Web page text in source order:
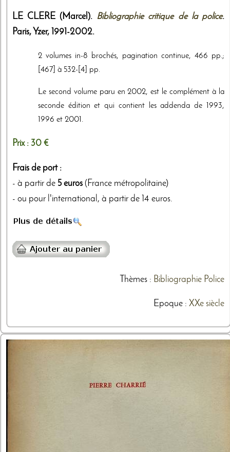
LE CLERE (Marcel). Bibliographie critique de la police.
Paris, Yzer, 1991-2002.
2 volumes in-8 brochés, pagination continue, 466 pp.;
[467] à 532-[4] pp.
Le second volume paru en 2002, est le complément à la
seconde édition et qui contient les addenda de 1993,
1996 et 2001.
Prix : 30 €
Frais de port :
- à partir de 5 euros (France métropolitaine)
- ou pour l'international, à partir de 14 euros.
Thèmes: Bibliographie Police
Epoque : XXe siècle